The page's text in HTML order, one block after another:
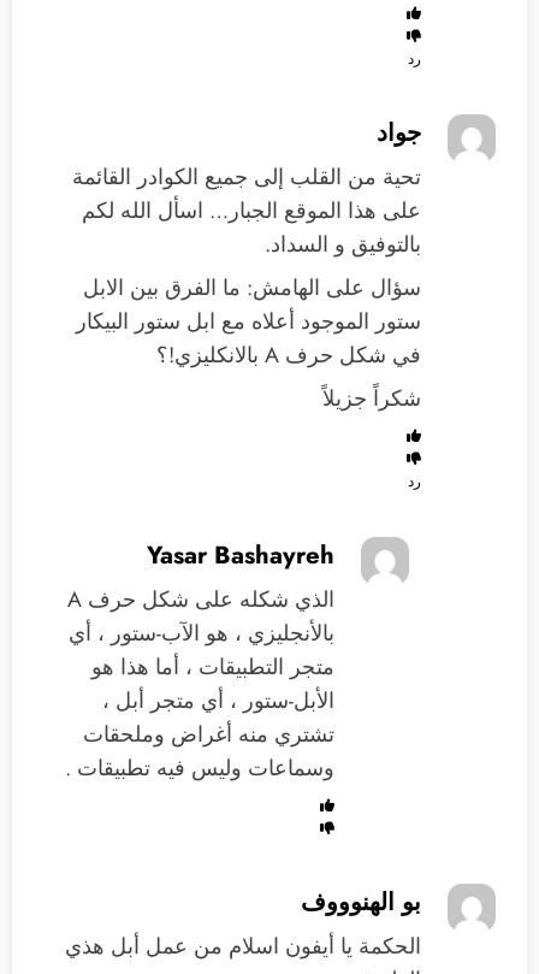
رد
جواد
تحية من القلب إلى جميع الكوادر القائمة
على هذا الموقع الجبار… اسأل الله لكم
بالتوفيق و السداد.
سؤال على الهامش: ما الفرق بين الابل
ستور الموجود أعلاه مع ابل ستور البيكار
في شكل حرف A بالانكليزي!؟
شكراً جزيلاً
رد
Yasar Bashayreh
الذي شكله على شكل حرف A
بالأنجليزي ، هو الآب-ستور ، أي
متجر التطبيقات ، أما هذا هو
الأبل-ستور ، أي متجر أبل ،
تشتري منه أغراض وملحقات
وسماعات وليس فيه تطبيقات .
بو الهنوووف
الحكمة يا أيفون اسلام من عمل أبل هذي